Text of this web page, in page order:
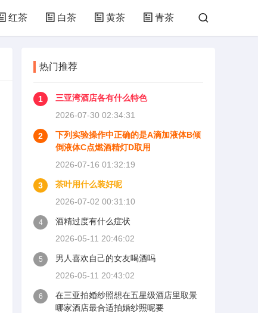
红茶 白茶 黄茶 青茶
热门推荐
1
三亚湾酒店各有什么特色
2026-07-30 02:34:31
2
下列实验操作中正确的是A滴加液体B倾
倒液体C点燃酒精灯D取用
2026-07-16 01:32:19
3
茶叶用什么装好呢
2026-07-02 00:31:10
4
酒精过度有什么症状
2026-05-11 20:46:02
5
男人喜欢自己的女友喝酒吗
2026-05-11 20:43:02
6
在三亚拍婚纱照想在五星级酒店里取景
哪家酒店最合适拍婚纱照呢要